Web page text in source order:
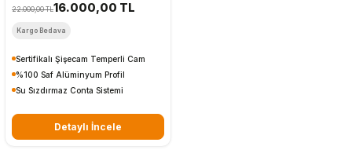
22.000,00 TL16.000,00 TL
Kargo Bedava
Sertifikalı Şişecam Temperli Cam
%100 Saf Alüminyum Profil
Su Sızdırmaz Conta Sistemi
Detaylı İncele